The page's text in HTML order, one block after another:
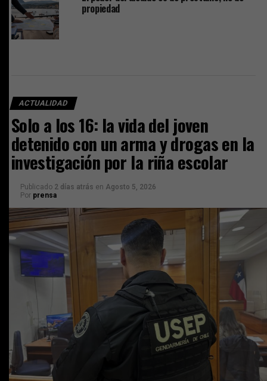
propiedad
ACTUALIDAD
Solo a los 16: la vida del joven
detenido con un arma y drogas en la
investigación por la riña escolar
Publicado 2 días atrás en Agosto 5, 2026
Por prensa